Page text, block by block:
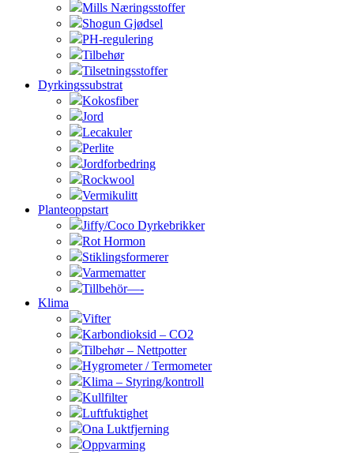
Mills Næringsstoffer
Shogun Gjødsel
PH-regulering
Tilbehør
Tilsetningsstoffer
Dyrkingssubstrat
Kokosfiber
Jord
Lecakuler
Perlite
Jordforbedring
Rockwool
Vermikulitt
Planteoppstart
Jiffy/Coco Dyrkebrikker
Rot Hormon
Stiklingsformerer
Varmematter
Tillbehör—-
Klima
Vifter
Karbondioksid – CO2
Tilbehør – Nettpotter
Hygrometer / Termometer
Klima – Styring/kontroll
Kullfilter
Luftfuktighet
Ona Luktfjerning
Oppvarming